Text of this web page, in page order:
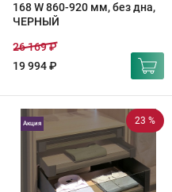
168 W 860-920 мм, без дна,
ЧЕРНЫЙ
19 994 ₽
26 169 ₽
23 %
Акция